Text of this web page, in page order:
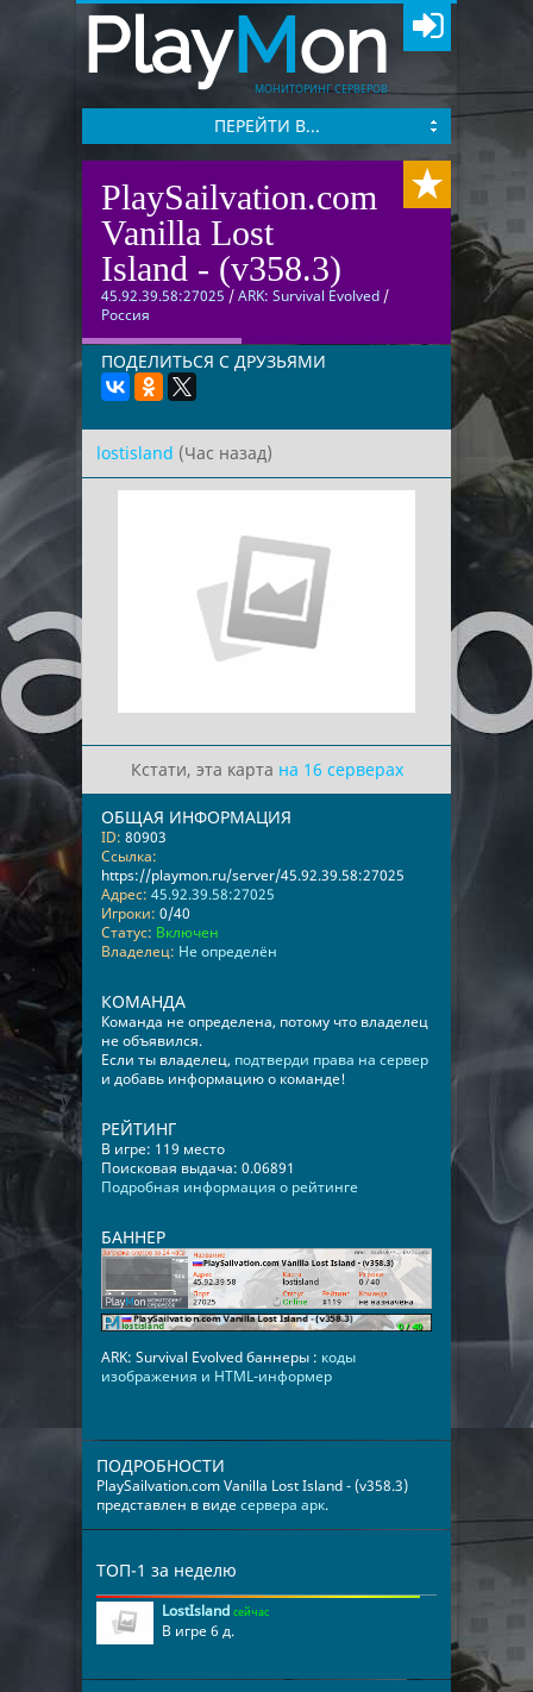
PlayMon
МОНИТОРИНГ СЕРВЕРОВ
ПЕРЕЙТИ В...
PlaySailvation.com
Vanilla Lost
Island - (v358.3)
45.92.39.58:27025 /ARK: Survival Evolved /
Россия
ПОДЕЛИТЬСЯ С ДРУЗЬЯМИ
lostisland (Час назад)
Кстати, эта карта на 16 серверах
ОБЩАЯ ИНФОРМАЦИЯ
ID: 80903
Ссылка:
https://playmon.ru/server/45.92.39.58:27025
Адрес: 45.92.39.58:27025
Игроки: 0/40
Статус: Включен
Владелец: Не определён
КОМАНДА
Команда не определена, потому что владелец
не объявился.
Если ты владелец, подтверди права на сервер
и добавь информацию о команде!
РЕЙТИНГ
В игре: 119 место
Поисковая выдача: 0.06891
Подробная информация о рейтинге
БАННЕР
ARK: Survival Evolved баннеры : коды
изображения и HTML-информер
ПОДРОБНОСТИ
PlaySailvation.com Vanilla Lost Island - (v358.3)
представлен в видесервера арк.
ТОП-1 за неделю
LostIsland сейчас
В игре 6 д.